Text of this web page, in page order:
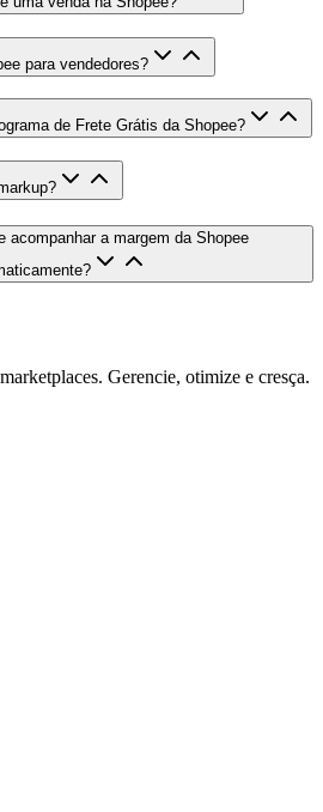
para vendedores?
de Frete Grátis da Shopee?
acompanhar a margem da Shopee
Gerencie, otimize e cresça.